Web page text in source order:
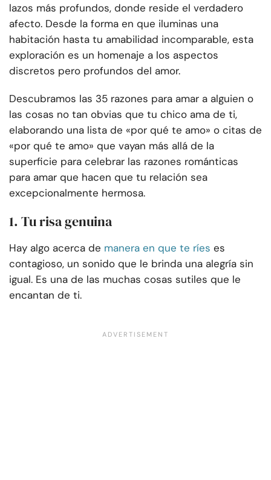
lazos más profundos, donde reside el verdadero
afecto. Desde la forma en que iluminas una
habitación hasta tu amabilidad incomparable, esta
exploración es un homenaje a los aspectos
discretos pero profundos del amor.
Descubramos las 35 razones para amar a alguien o
las cosas no tan obvias que tu chico ama de ti,
elaborando una lista de «por qué te amo» o citas de
«por qué te amo» que vayan más allá de la
superficie para celebrar las razones románticas
para amar que hacen que tu relación sea
excepcionalmente hermosa.
1. Tu risa genuina
Hay algo acerca de manera en que te ríes es
contagioso, un sonido que le brinda una alegría sin
igual. Es una de las muchas cosas sutiles que le
encantan de ti.